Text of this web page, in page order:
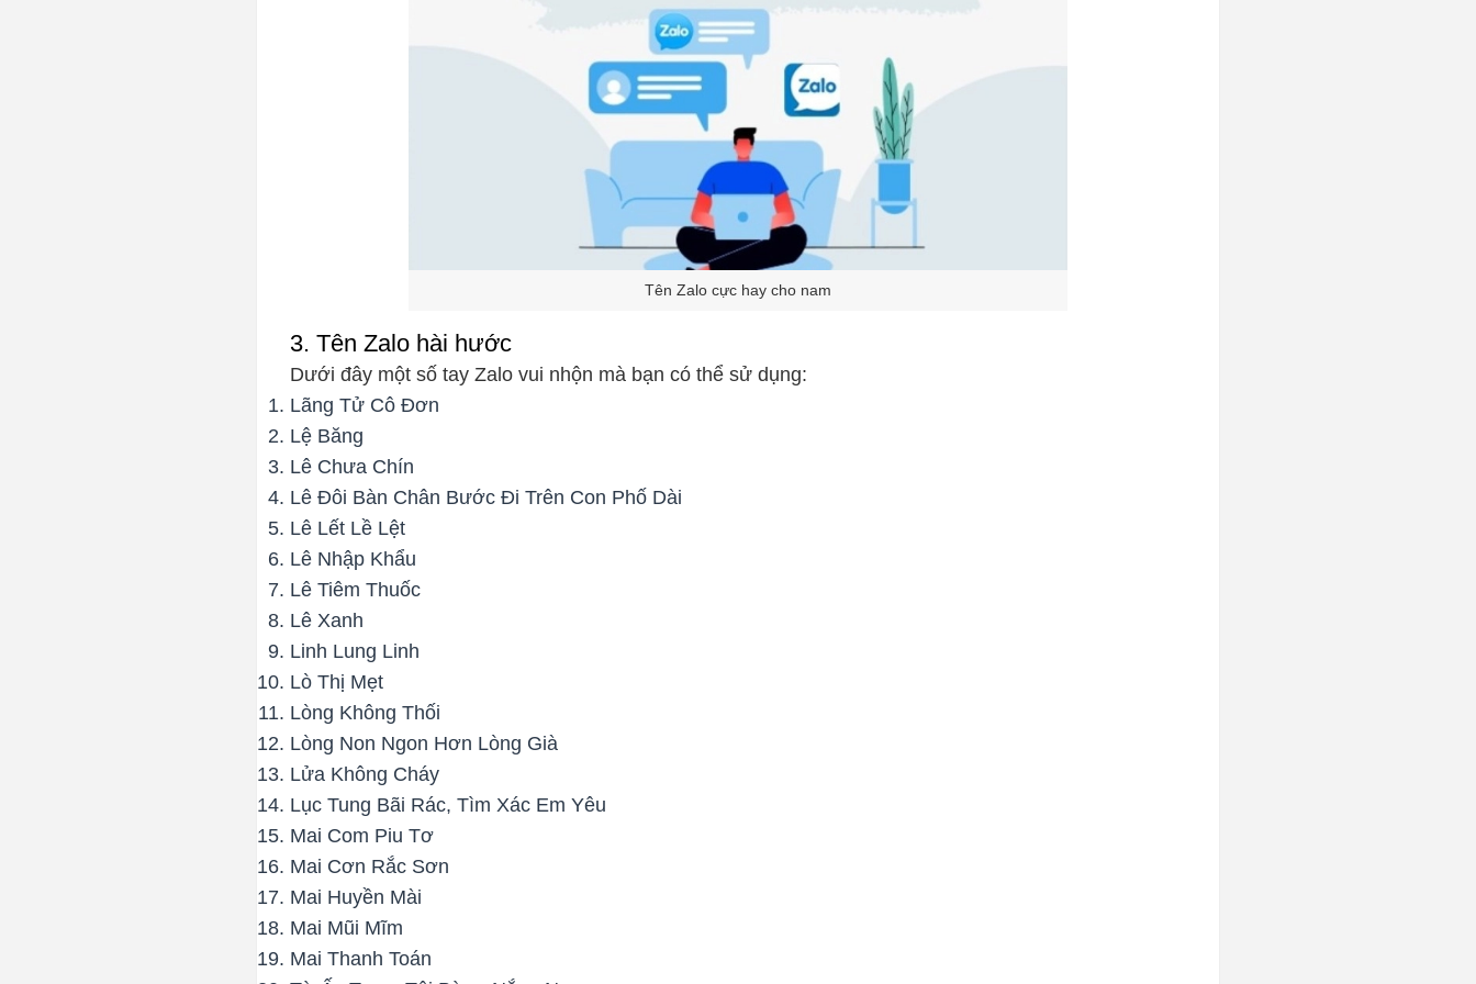
Tên Zalo cực hay cho nam
3. Tên Zalo hài hước
Dưới đây một số tay Zalo vui nhộn mà bạn có thể sử dụng:
Lãng Tử Cô Đơn
Lệ Băng
Lê Chưa Chín
Lê Đôi Bàn Chân Bước Đi Trên Con Phố Dài
Lê Lết Lề Lệt
Lê Nhập Khẩu
Lê Tiêm Thuốc
Lê Xanh
Linh Lung Linh
Lò Thị Mẹt
Lòng Không Thối
Lòng Non Ngon Hơn Lòng Già
Lửa Không Cháy
Lục Tung Bãi Rác, Tìm Xác Em Yêu
Mai Com Piu Tơ
Mai Cơn Rắc Sơn
Mai Huyền Mài
Mai Mũi Mĩm
Mai Thanh Toán